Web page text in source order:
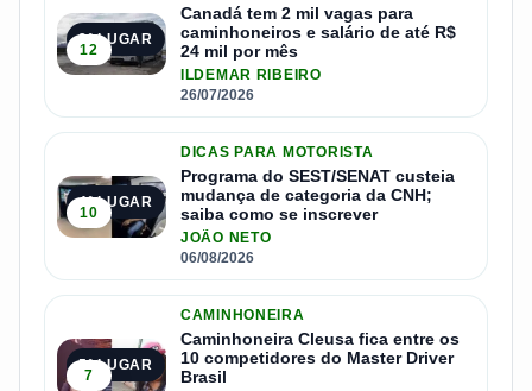
3º LUGAR
12
Canadá tem 2 mil vagas para
caminhoneiros e salário de até R$
24 mil por mês
ILDEMAR RIBEIRO
26/07/2026
4º LUGAR
10
DICAS PARA MOTORISTA
Programa do SEST/SENAT custeia
mudança de categoria da CNH;
saiba como se inscrever
JOÃO NETO
06/08/2026
5º LUGAR
7
CAMINHONEIRA
Caminhoneira Cleusa fica entre os
10 competidores do Master Driver
Brasil